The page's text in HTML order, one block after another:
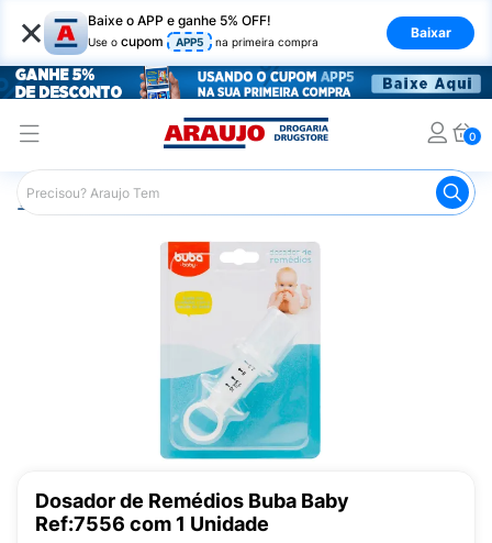
× Baixe o APP e ganhe 5% OFF!
Use o cupom APP5 na primeira compra
Baixar
0
Araujo Infantil Acessórios para Alimentação Infantil
Dosador de Remédios Buba Baby
Ref:7556 com 1 Unidade